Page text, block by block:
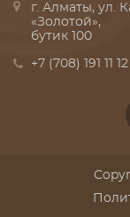
г. Алматы, ул.
«Золотой»,
бутик 100
+7 (708) 191 11 12